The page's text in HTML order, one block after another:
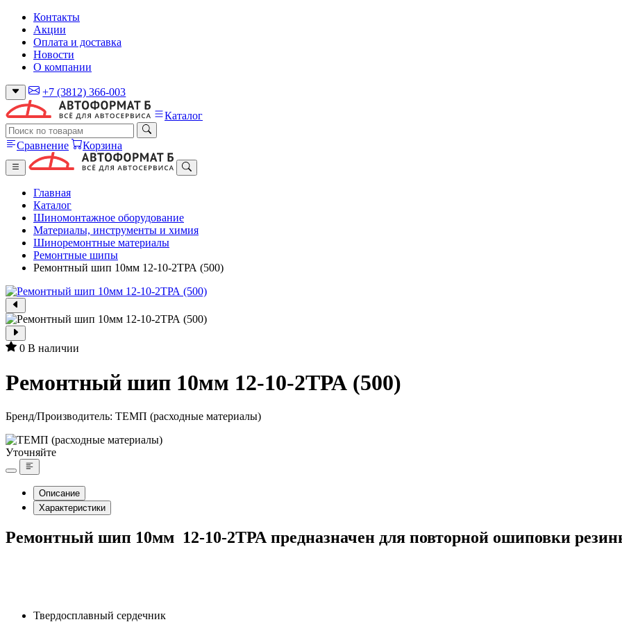
Контакты
Акции
Оплата и доставка
Новости
О компании
+7 (3812) 366-003
Каталог
Сравнение Корзина
Главная
Каталог
Шиномонтажное оборудование
Материалы, инструменты и химия
Шиноремонтные материалы
Ремонтные шипы
Ремонтный шип 10мм 12-10-2ТРА (500)
0 В наличии
Ремонтный шип 10мм 12-10-2ТРА (500)
Бренд/Производитель: ТЕМП (расходные материалы)
Уточняйте
Описание
Характеристики
Ремонтный шип 10мм 12-10-2ТРА предназначен для повторной ошиповки
Твердосплавный сердечник